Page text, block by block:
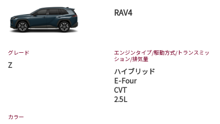
RAV4
グレード
Z
エンジンタイプ/駆動方式/トランスミッ
ション/排気量
ハイブリッド
E-Four
CVT
2.5L
カラー